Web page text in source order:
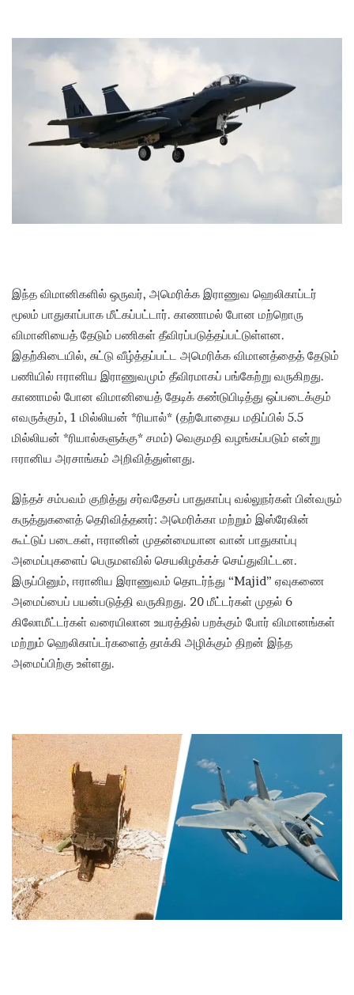
இந்த விமானிகளில் ஒருவர், அமெரிக்க இராணுவ ஹெலிகாப்டர்
மூலம் பாதுகாப்பாக மீட்கப்பட்டார். காணாமல் போன மற்றொரு
விமானியைத் தேடும் பணிகள் தீவிரப்படுத்தப்பட்டுள்ளன.
இதற்கிடையில், சுட்டு வீழ்த்தப்பட்ட அமெரிக்க விமானத்தைத் தேடும்
பணியில் ஈரானிய இராணுவமும் தீவிரமாகப் பங்கேற்று வருகிறது.
காணாமல் போன விமானியைத் தேடிக் கண்டுபிடித்து ஒப்படைக்கும்
எவருக்கும், 1 மில்லியன் *ரியால்* (தற்போதைய மதிப்பில் 5.5
மில்லியன் *ரியால்களுக்கு* சமம்) வெகுமதி வழங்கப்படும் என்று
ஈரானிய அரசாங்கம் அறிவித்துள்ளது.
இந்தச் சம்பவம் குறித்து சர்வதேசப் பாதுகாப்பு வல்லுநர்கள் பின்வரும்
கருத்துகளைத் தெரிவித்தனர்: அமெரிக்கா மற்றும் இஸ்ரேலின்
கூட்டுப் படைகள், ஈரானின் முதன்மையான வான் பாதுகாப்பு
அமைப்புகளைப் பெருமளவில் செயலிழக்கச் செய்துவிட்டன.
இருப்பினும், ஈரானிய இராணுவம் தொடர்ந்து “Majid” ஏவுகணை
அமைப்பைப் பயன்படுத்தி வருகிறது. 20 மீட்டர்கள் முதல் 6
கிலோமீட்டர்கள் வரையிலான உயரத்தில் பறக்கும் போர் விமானங்கள்
மற்றும் ஹெலிகாப்டர்களைத் தாக்கி அழிக்கும் திறன் இந்த
அமைப்பிற்கு உள்ளது.